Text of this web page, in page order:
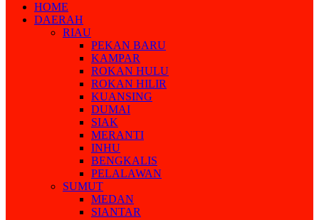
HOME
DAERAH
RIAU
PEKAN BARU
KAMPAR
ROKAN HULU
ROKAN HILIR
KUANSING
DUMAI
SIAK
MERANTI
INHU
BENGKALIS
PELALAWAN
SUMUT
MEDAN
SIANTAR